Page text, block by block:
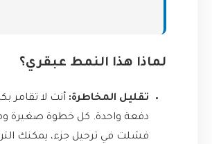
لماذا هذا النمط عبقري؟
تقليل المخاطرة: أنت لا تقامر
دفعة واحدة. كل خطوة صغيرة
فشلت في ترحيل جزء، يمكنك